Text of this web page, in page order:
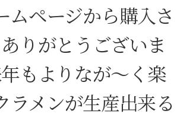
ムページから購入さ
りがとうございま
もよりなが〜く楽
ラメンが生産出来る